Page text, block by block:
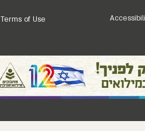
Terms of Use